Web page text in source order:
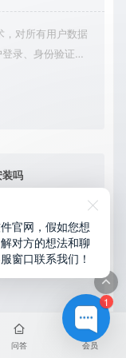
，对所有用户数据
录、身份验证还
装吗
到对方手机，支
用经过对方同意
知情的情况下监
支持实时监控与
问答 会员
1
官网，假如您想
对方的想法和聊
窗口联系我们！